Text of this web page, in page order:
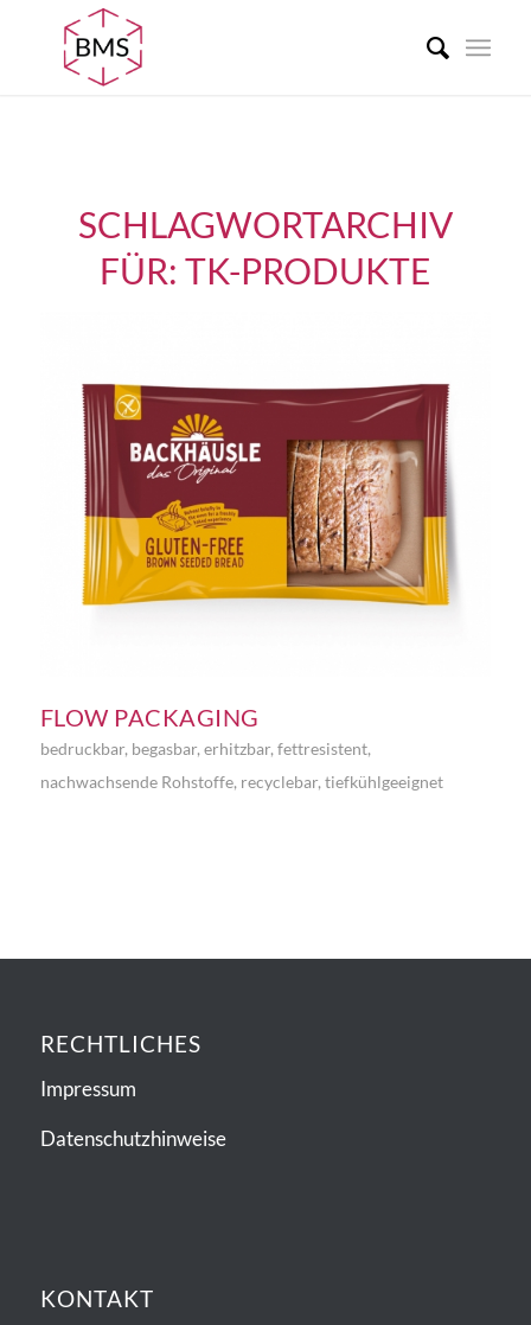
SCHLAGWORTARCHIV
FÜR:TK-PRODUKTE
FLOW PACKAGING
bedruckbar, begasbar, erhitzbar, fettresistent,
nachwachsende Rohstoffe, recyclebar, tiefkühlgeeignet
RECHTLICHES
Impressum
Datenschutzhinweise
KONTAKT